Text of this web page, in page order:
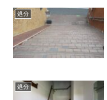
処分
処分